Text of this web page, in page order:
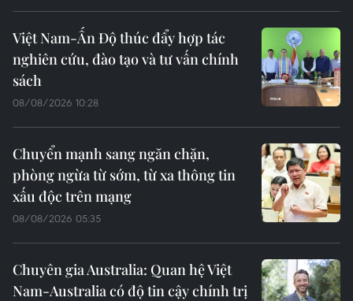
Việt Nam-Ấn Độ thúc đẩy hợp tác
nghiên cứu, đào tạo và tư vấn chính
sách
08/08/2026 10:28
Chuyển mạnh sang ngăn chặn,
phòng ngừa từ sớm, từ xa thông tin
xấu độc trên mạng
08/08/2026 05:35
Chuyên gia Australia: Quan hệ Việt
Nam-Australia có độ tin cậy chính trị